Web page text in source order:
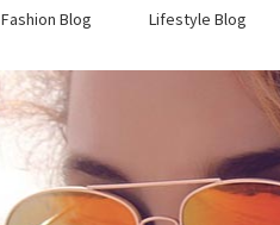
Fashion Blog Lifestyle Blog